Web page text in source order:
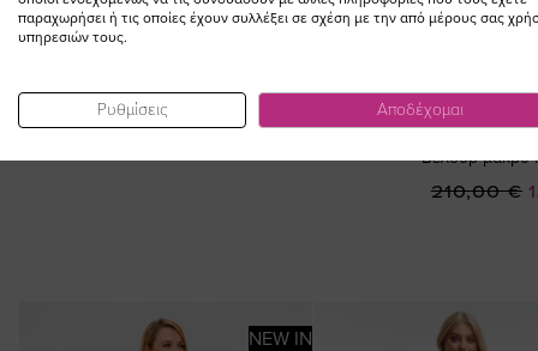
Βελούρ μακρύ
210,00 €
NEW IN
παραχωρήσει ή τις οποίες έχουν συλλέξει σε σχέση με την από μέρους σας
υπηρεσιών τους.
Ρυθμίσεις Αποδέχομαι